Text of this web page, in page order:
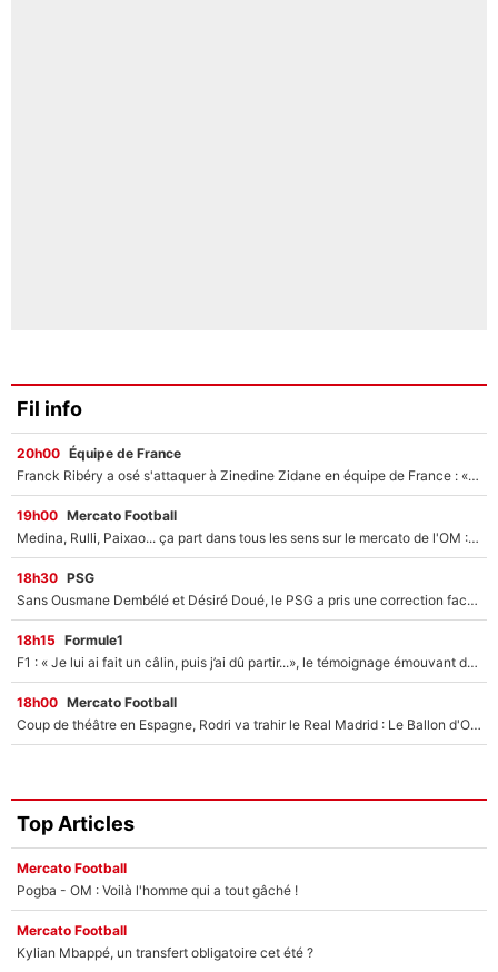
Fil info
20h00 Équipe de France
Franck Ribéry a osé s'attaquer à Zinedine Zidane en équipe de France : «Je n'aurais jamais fait ça»
19h00 Mercato Football
Medina, Rulli, Paixao... ça part dans tous les sens sur le mercato de l'OM : Frank McCourt va enfin récupérer l'argent qu'il attend ?
18h30 PSG
Sans Ousmane Dembélé et Désiré Doué, le PSG a pris une correction face à Majorque : Luis Enrique attend avec impatience des renforts !
18h15 Formule1
F1 : « Je lui ai fait un câlin, puis j’ai dû partir...», le témoignage émouvant de Max Verstappen sur sa fille
18h00 Mercato Football
Coup de théâtre en Espagne, Rodri va trahir le Real Madrid : Le Ballon d'Or a choisi de signer au FC Barcelone !
Top Articles
Mercato Football
Pogba - OM : Voilà l'homme qui a tout gâché !
Mercato Football
Kylian Mbappé, un transfert obligatoire cet été ?